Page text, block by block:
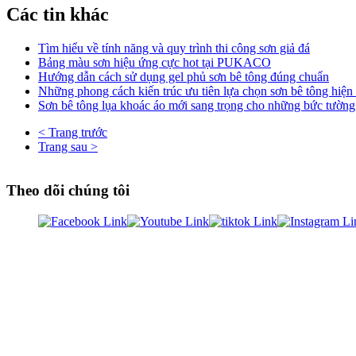
Các tin khác
Tìm hiểu về tính năng và quy trình thi công sơn giả đá
Bảng màu sơn hiệu ứng cực hot tại PUKACO
Hướng dẫn cách sử dụng gel phủ sơn bê tông đúng chuẩn
Những phong cách kiến trúc ưu tiên lựa chọn sơn bê tông hiện
Sơn bê tông lụa khoác áo mới sang trọng cho những bức tường
< Trang trước
Trang sau >
Theo dõi chúng tôi